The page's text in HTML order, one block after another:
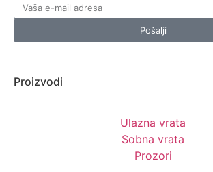
Pošalji
Proizvodi
Ulazna vrata
Sobna vrata
Prozori